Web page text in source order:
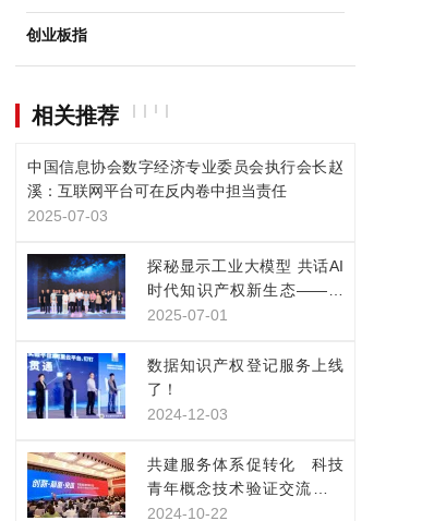
创业板指
相关推荐
中国信息协会数字经济专业委员会执行会长赵
溪：互联网平台可在反内卷中担当责任
2025-07-03
探秘显示工业大模型 共话AI
时代知识产权新生态——凯
派尔走进京东方技术创新中
2025-07-01
数据知识产权登记服务上线
了！
2024-12-03
共建服务体系促转化 科技
青年概念技术验证交流展示
活动在上海举行
2024-10-22